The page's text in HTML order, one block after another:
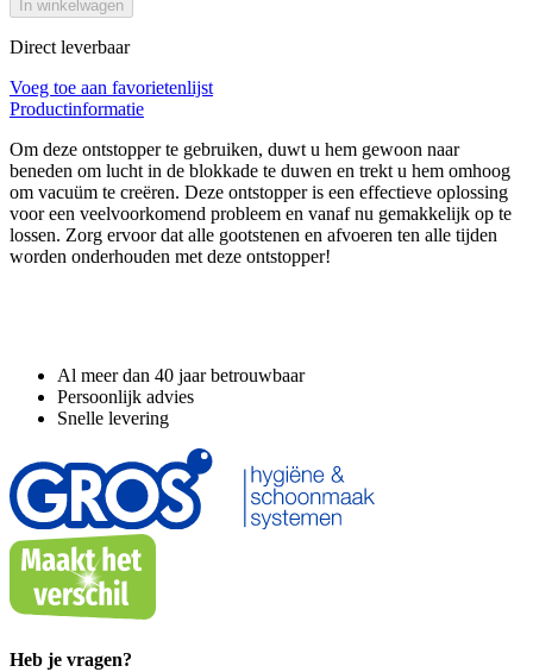
In winkelwagen
Direct leverbaar
Voeg toe aan favorietenlijst
Productinformatie
Om deze ontstopper te gebruiken, duwt u hem gewoon naar
beneden om lucht in de blokkade te duwen en trekt u hem omhoog
om vacuüm te creëren. Deze ontstopper is een effectieve oplossing
voor een veelvoorkomend probleem en vanaf nu gemakkelijk op te
lossen. Zorg ervoor dat alle gootstenen en afvoeren ten alle tijden
worden onderhouden met deze ontstopper!
Al meer dan 40 jaar betrouwbaar
Persoonlijk advies
Snelle levering
Heb je vragen?